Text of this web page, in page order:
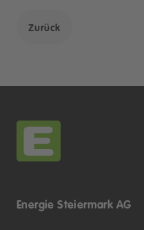
Zurück
Energie Steiermark AG